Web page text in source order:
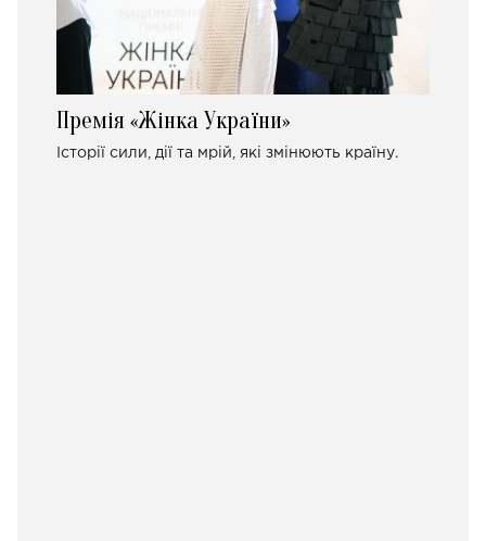
Премія «Жінка України»
Історії сили, дії та мрій, які змінюють країну.